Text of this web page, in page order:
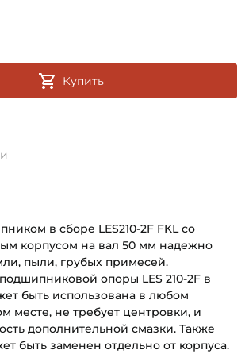
Купить
в сборе LES210-2F FKL со
корпусом на вал 50 мм надежно
пыли, грубых примесей.
опоры LES 210-2F в
быть использована в любом
месте, не требует центровки, и
дополнительной смазки. Также
быть заменен отдельно от корпуса.